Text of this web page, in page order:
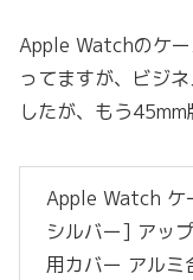
Apple Watchのケ
ってますが、ビジ
したが、もう45mm
Apple Watch ケ
シルバー] アッ
用カバー アルミ